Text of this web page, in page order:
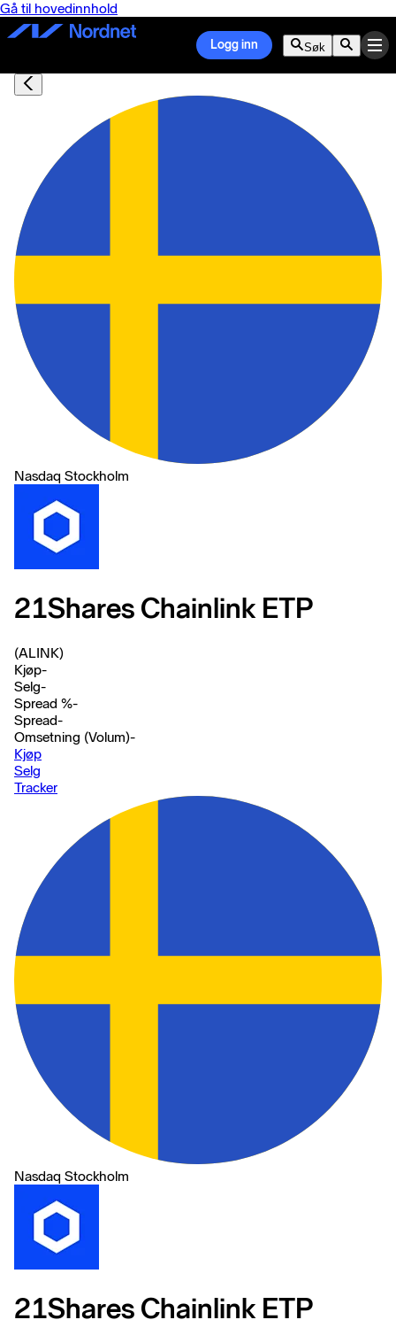
Gå til hovedinnhold
Logg inn Søk
Nasdaq Stockholm
21Shares Chainlink ETP
(ALINK)
Kjøp-
Selg-
Spread %-
Spread-
Omsetning (Volum)-
Kjøp
Selg
Tracker
Nasdaq Stockholm
21Shares Chainlink ETP